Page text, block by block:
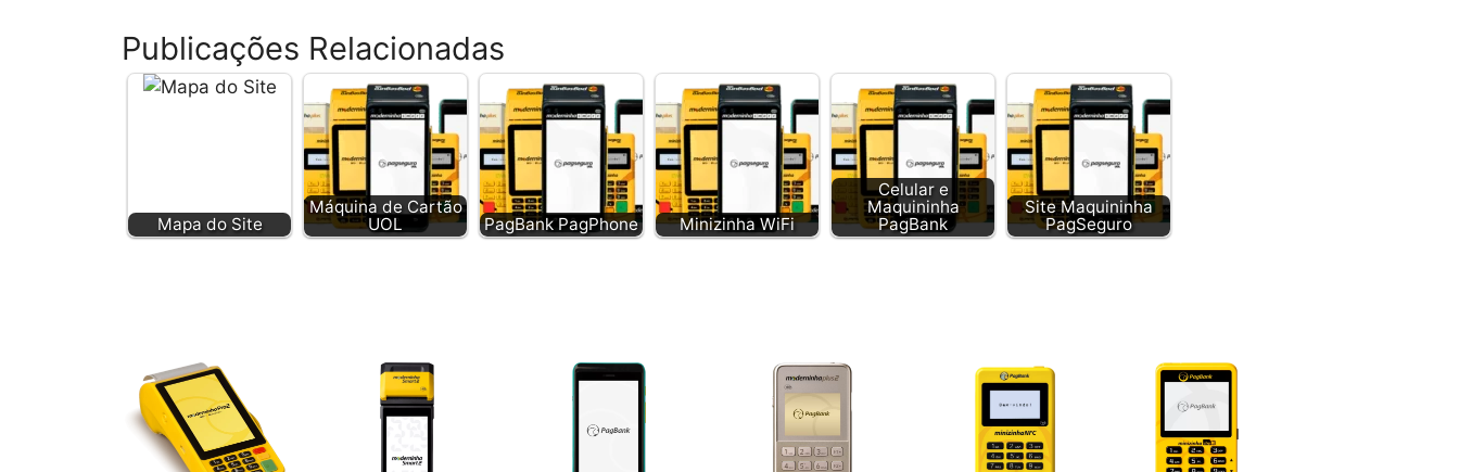
Publicações Relacionadas
Mapa do Site
Máquina de Cartão
UOL
PagBank PagPhone Minizinha WiFi
Celular e
Maquininha
PagBank
Site Maquininha
PagSeguro